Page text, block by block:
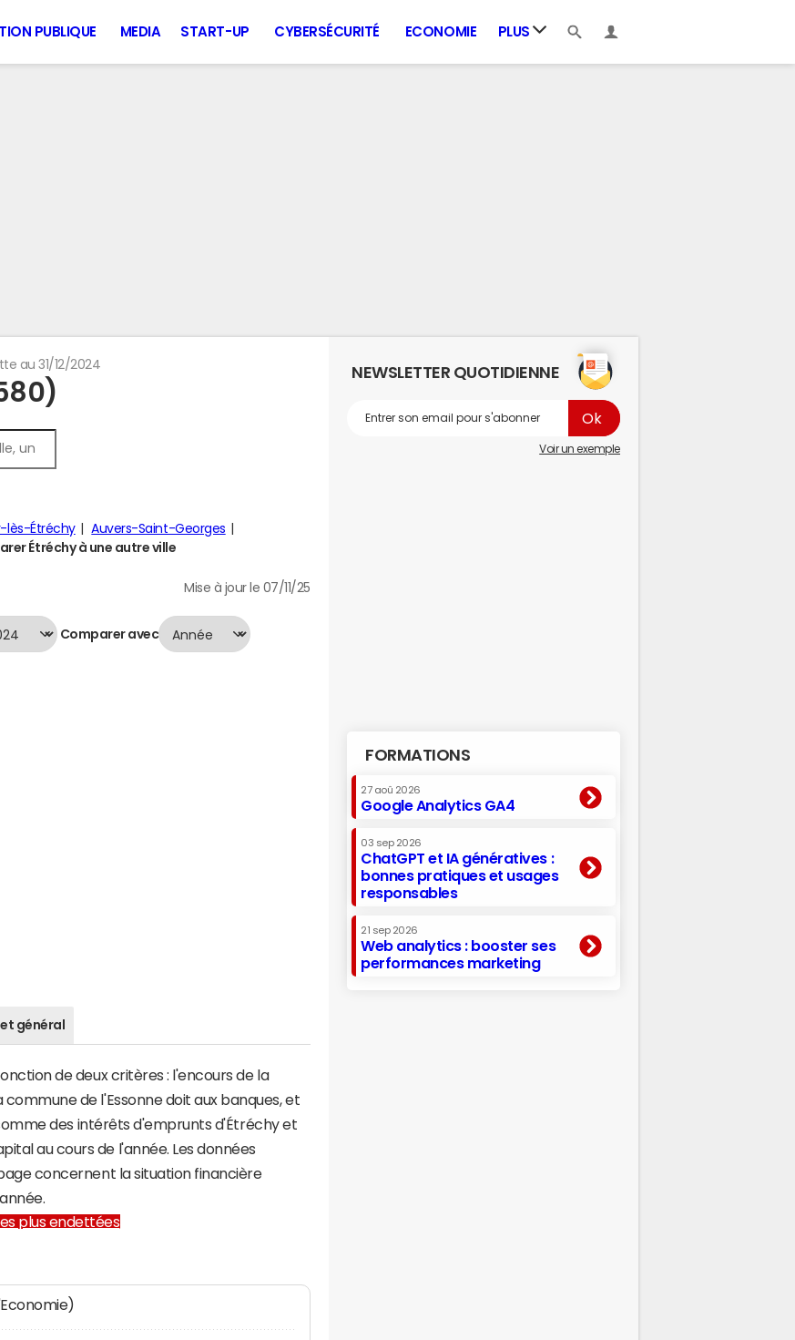
PUBLIQUE MEDIA START-UP CYBERSÉCURITÉ ECONOMIE PLUS
au 31/12/2024
lès-Étréchy
Auvers-Saint-Georges
Étréchy à une autre ville
Mise à jour le 07/11/25
Comparer avec
général
de deux critères : l'encours de la
de l'Essonne doit aux banques, et
des intérêts d'emprunts d'Étréchy et
au cours de l'année. Les données
concernent la situation financière
plus endettées
NEWSLETTER QUOTIDIENNE
Voir un exemple
FORMATIONS
27 aoû 2026
Google Analytics GA4
03 sep 2026
ChatGPT et IA génératives :
bonnes pratiques et usages
responsables
21 sep 2026
Web analytics : booster ses
performances marketing